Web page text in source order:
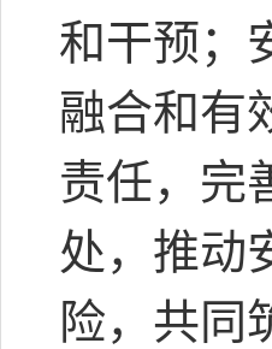
和干预；
融合和有
责任，完
处，推动
险，共同